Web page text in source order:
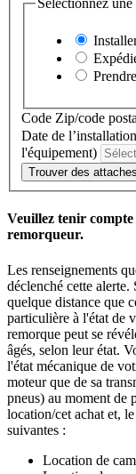
Sélectionnez
Code Zip/code
Date de l’installation
l'équipement)
Trouver des attaches
Veuillez tenir
remorqueur.
Les renseignements
déclenché cette
quelque distance que
particulière à l'état de
remorque peut se
âgés, selon leur état.
l'état mécanique de
moteur que de sa
pneus) au moment de
location/cet achat et,
suivantes :
Location de